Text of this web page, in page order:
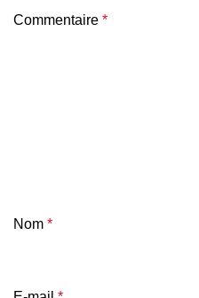
Commentaire *
Nom *